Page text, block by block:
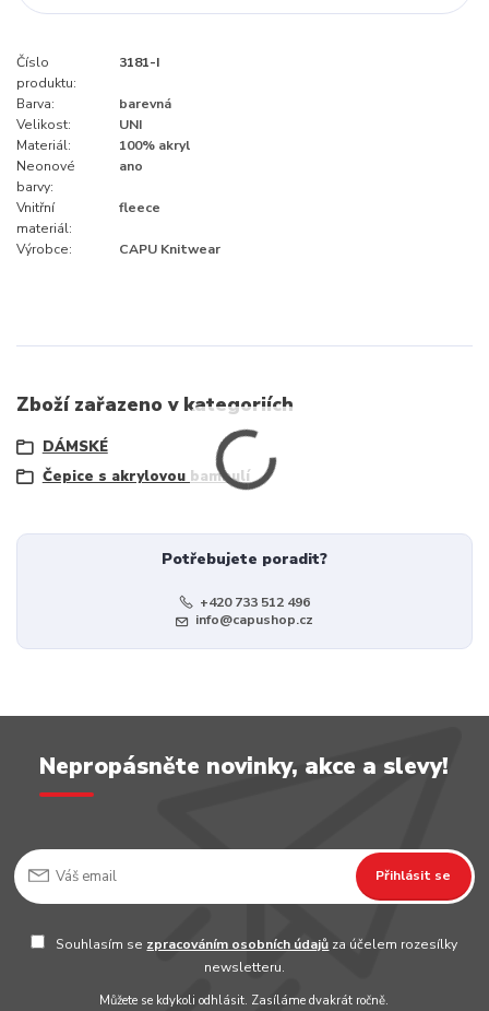
Číslo
produktu:
3181-I
Barva:
barevná
Velikost:
UNI
Materiál:
100% akryl
Neonové
barvy:
ano
Vnitřní
materiál:
fleece
Výrobce: CAPU Knitwear
Zboží zařazeno v kategoriích
DÁMSKÉ
Čepice s akrylovou bambulí
Potřebujete poradit?
+420 733 512 496
info@capushop.cz
Nepropásněte novinky, akce a slevy!
Přihlásit se
Souhlasím se zpracováním osobních údajů za účelem rozesílky
newsletteru.
Můžete se kdykoli odhlásit. Zasíláme dvakrát ročně.